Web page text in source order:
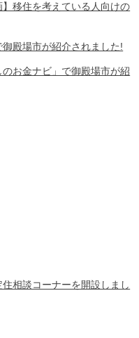
】移住を考えている人向けの
殿場市が紹介されました!
お金ナビ」で御殿場市が紹
相談コーナーを開設しまし